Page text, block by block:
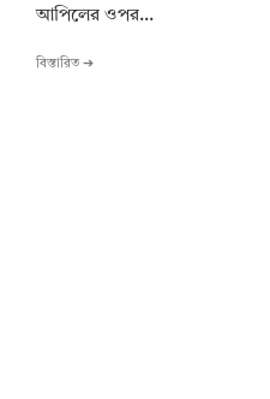
আপিলের ওপর...
বিস্তারিত ➔